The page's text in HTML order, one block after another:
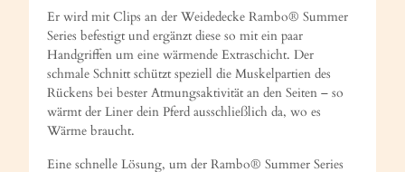
Er wird mit Clips an der Weidedecke Rambo® Summer
Series befestigt und ergänzt diese so mit ein paar
Handgriffen um eine wärmende Extraschicht. Der
schmale Schnitt schützt speziell die Muskelpartien des
Rückens bei bester Atmungsaktivität an den Seiten – so
wärmt der Liner dein Pferd ausschließlich da, wo es
Wärme braucht.
Eine schnelle Lösung, um der Rambo® Summer Series